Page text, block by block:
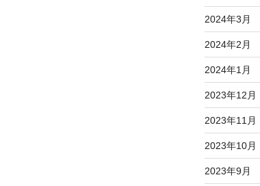
2024年3月
2024年2月
2024年1月
2023年12月
2023年11月
2023年10月
2023年9月